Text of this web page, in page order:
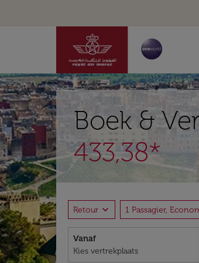
Boek &
433,38*
Retour expand_more 1 Passagier,
Vanaf